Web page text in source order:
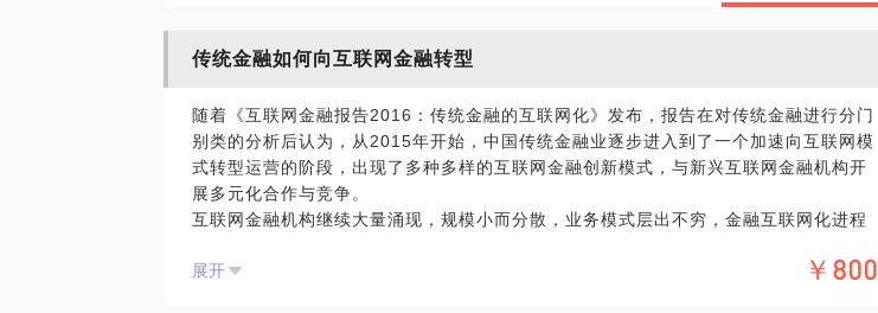
传统金融如何向互联网金融转型
随着《互联网金融报告2016：传统金融的互联网化》发布，报告在对传统金融进行分门
别类的分析后认为，从2015年开始，中国传统金融业逐步进入到了一个加速向互联网模
式转型运营的阶段，出现了多种多样的互联网金融创新模式，与新兴互联网金融机构开
展多元化合作与竞争。
互联网金融机构继续大量涌现，规模小而分散，业务模式层出不穷，金融互联网化进程
我愿意和你分享：
展开 ￥800